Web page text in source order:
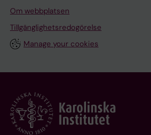
Om webbplatsen
Tillgänglighetsredogörelse
Manage your cookies